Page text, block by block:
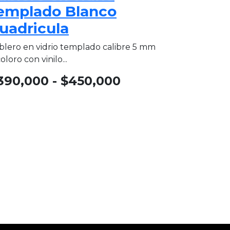
Blanco
en vidrio templado calibre 5 mm
con vinilo...
- $450,000